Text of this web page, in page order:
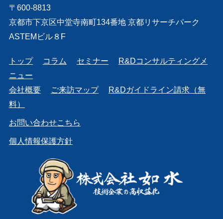
〒600-8813
京都市下京区中堂寺南町134番地 京都リサーチパーク
ASTEMビル８F
トップ コラム セミナー
R&Dコンサルティングメ
ニュー
会社概要
ご来訪マップ
R&Dガイドライン請求（無
料）
お問い合わせこちら
個人情報保護方針